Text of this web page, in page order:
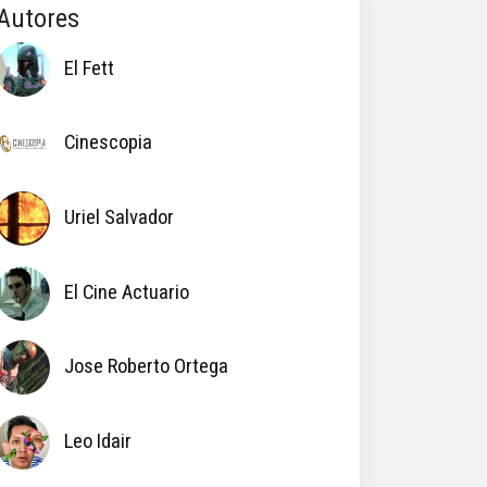
El Fett
Cinescopia
Uriel Salvador
El Cine Actuario
Jose Roberto Ortega
Leo Idair